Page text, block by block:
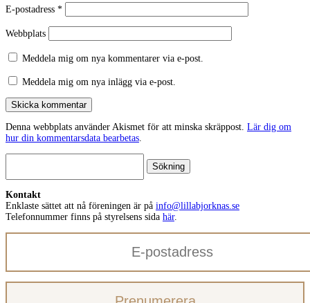
E-postadress *
Webbplats
Meddela mig om nya kommentarer via e-post.
Meddela mig om nya inlägg via e-post.
Skicka kommentar
Denna webbplats använder Akismet för att minska skräppost. Lär dig om
hur din kommentarsdata bearbetas
Kontakt
Enklaste sättet att nå föreningen är på info@lillabjorknas.se
Telefonnummer finns på styrelsens sida här.
E-